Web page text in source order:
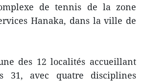
de tennis de la zone
Hanaka, dans la ville de
des 12 localités accueillant
31, avec quatre disciplines